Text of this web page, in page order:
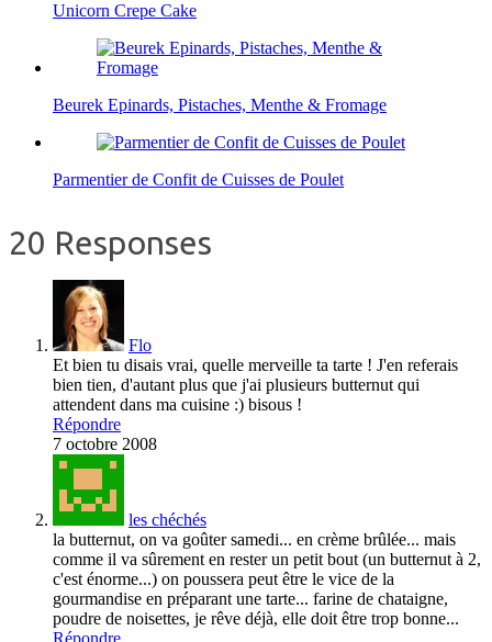
Unicorn Crepe Cake
Beurek Epinards, Pistaches, Menthe & Fromage
Parmentier de Confit de Cuisses de Poulet
20 Responses
Flo
Et bien tu disais vrai, quelle merveille ta tarte ! J'en referais
bien tien, d'autant plus que j'ai plusieurs butternut qui
attendent dans ma cuisine :) bisous !
Répondre
7 octobre 2008
les chéchés
la butternut, on va goûter samedi... en crème brûlée... mais
comme il va sûrement en rester un petit bout (un butternut à 2,
c'est énorme...) on poussera peut être le vice de la
gourmandise en préparant une tarte... farine de chataigne,
poudre de noisettes, je rêve déjà, elle doit être trop bonne...